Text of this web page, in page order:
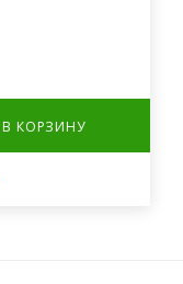
В КОРЗИНУ